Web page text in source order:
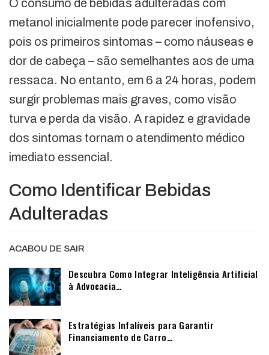
O consumo de bebidas adulteradas com
metanol inicialmente pode parecer inofensivo,
pois os primeiros sintomas – como náuseas e
dor de cabeça – são semelhantes aos de uma
ressaca. No entanto, em 6 a 24 horas, podem
surgir problemas mais graves, como visão
turva e perda da visão. A rapidez e gravidade
dos sintomas tornam o atendimento médico
imediato essencial.
Como Identificar Bebidas
Adulteradas
ACABOU DE SAIR
Descubra Como Integrar Inteligência Artificial
à Advocacia…
Estratégias Infalíveis para Garantir
Financiamento de Carro…